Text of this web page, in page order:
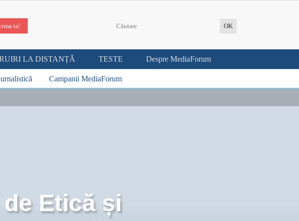
ta!
LA DISTANȚĂ TESTE Despre MediaForum
Campanii MediaForum
Etică și